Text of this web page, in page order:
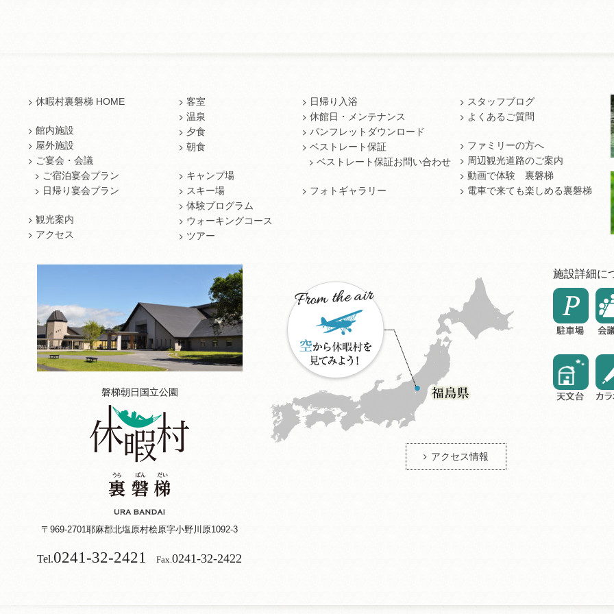
休暇村裏磐梯 HOME
館内施設
屋外施設
ご宴会・会議
ご宿泊宴会プラン
日帰り宴会プラン
観光案内
アクセス
客室
温泉
夕食
朝食
キャンプ場
スキー場
体験プログラム
ウォーキングコース
ツアー
日帰り入浴
休館日・メンテナンス
パンフレットダウンロード
ベストレート保証
ベストレート保証お問い合わせ
フォトギャラリー
スタッフブログ
よくあるご質問
ファミリーの方へ
周辺観光道路のご案内
動画で体験 裏磐梯
電車で来ても楽しめる裏磐梯
磐梯朝日国立公園
〒969-2701耶麻郡北塩原村桧原字小野川原1092-3
Tel.0241-32-2421 Fax. 0241-32-2422
アクセス情報
施設詳細に